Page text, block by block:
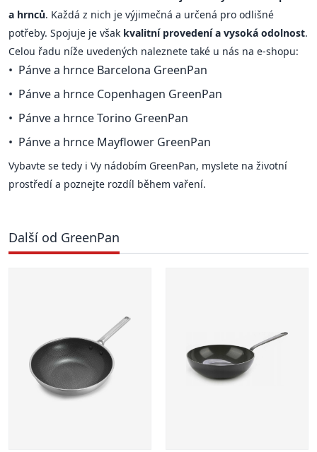
a hrnců. Každá z nich je výjimečná a určená pro odlišné
potřeby. Spojuje je však kvalitní provedení a vysoká odolnost.
Celou řadu níže uvedených naleznete také u nás na e-shopu:
Pánve a hrnce Barcelona GreenPan
Pánve a hrnce Copenhagen GreenPan
Pánve a hrnce Torino GreenPan
Pánve a hrnce Mayflower GreenPan
Vybavte se tedy i Vy nádobím GreenPan, myslete na životní
prostředí a poznejte rozdíl během vaření.
Další od GreenPan